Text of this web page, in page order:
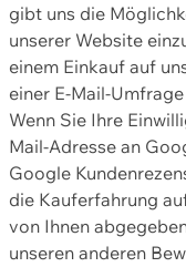
gibt uns die
unserer Website
einem Einkauf auf
einer E-Mail-
Wenn Sie Ihre
Mail-Adresse an
Google
die Kauferfahrung
von Ihnen
unseren anderen